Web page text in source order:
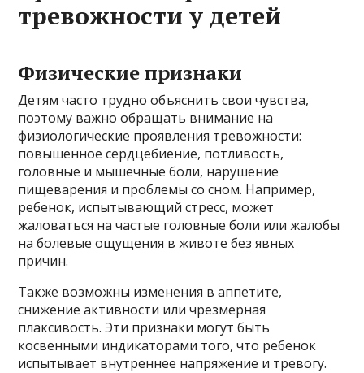
тревожности у детей
Физические признаки
Детям часто трудно объяснить свои чувства,
поэтому важно обращать внимание на
физиологические проявления тревожности:
повышенное сердцебиение, потливость,
головные и мышечные боли, нарушение
пищеварения и проблемы со сном. Например,
ребенок, испытывающий стресс, может
жаловаться на частые головные боли или жалобы
на болевые ощущения в животе без явных
причин.
Также возможны изменения в аппетите,
снижение активности или чрезмерная
плаксивость. Эти признаки могут быть
косвенными индикаторами того, что ребенок
испытывает внутреннее напряжение и тревогу.